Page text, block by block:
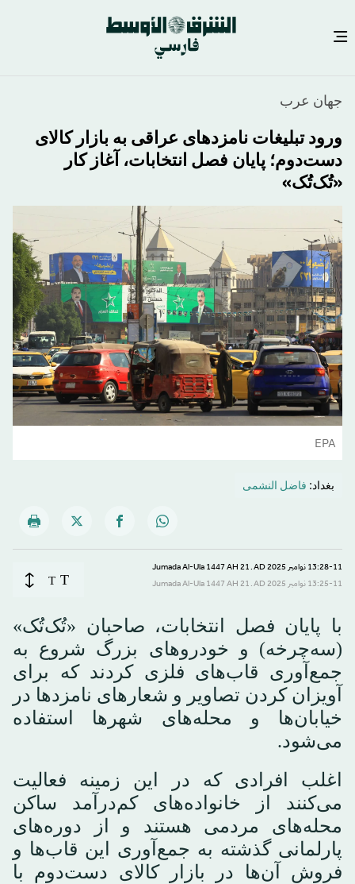
اصلی
جهان عرب
ورود تبلیغات نامزدهای عراقی به بازار کالای
دست‌دوم؛ پایان فصل انتخابات، آغاز کار
«تُک‌تُک»
EPA
بغداد: فاضل النشمی
13:28-11 نوامبر 2025 AD ـ 21 Jumada Al-Ula 1447 AH
13:25-11 نوامبر 2025 AD ـ 21 Jumada Al-Ula 1447 AH
T
T
با پایان فصل انتخابات، صاحبان «تُک‌تُک»
(سه‌چرخه) و خودروهای بزرگ شروع به
جمع‌آوری قاب‌های فلزی کردند که برای
آویزان کردن تصاویر و شعارهای نامزدها در
خیابان‌ها و محله‌های شهرها استفاده
می‌شود.
اغلب افرادی که در این زمینه فعالیت
می‌کنند از خانواده‌های کم‌درآمد ساکن
محله‌های مردمی هستند و از دوره‌های
پارلمانی گذشته به جمع‌آوری این قاب‌ها و
فروش آن‌ها در بازار کالای دست‌دوم با